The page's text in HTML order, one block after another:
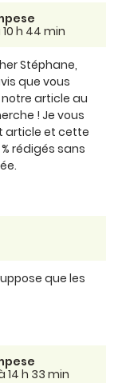
10 h 44 min
Stéphane,
que vous
article au
! Je vous
article et cette
rédigés sans
que les
14 h 33 min